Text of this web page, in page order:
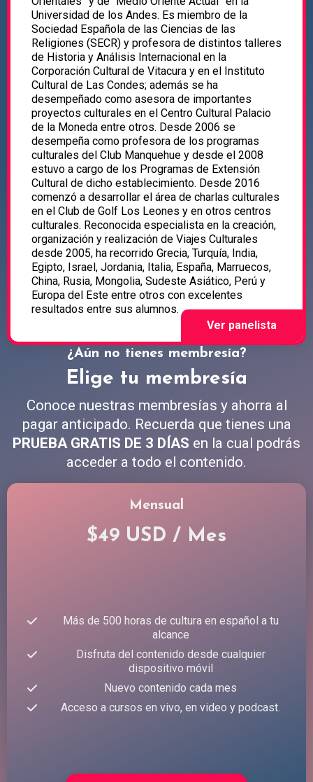
Universidad de los Andes. Es miembro de la
Sociedad Española de las Ciencias de las
Religiones (SECR) y profesora de distintos talleres
de Historia y Análisis Internacional en la
Corporación Cultural de Vitacura y en el Instituto
Cultural de Las Condes; además se ha
desempeñado como asesora de importantes
proyectos culturales en el Centro Cultural Palacio
de la Moneda entre otros. Desde 2006 se
desempeña como profesora de los programas
culturales del Club Manquehue y desde el 2008
estuvo a cargo de los Programas de Extensión
Cultural de dicho establecimiento. Desde 2016
comenzó a desarrollar el área de charlas culturales
en el Club de Golf Los Leones y en otros centros
culturales. Reconocida especialista en la creación,
organización y realización de Viajes Culturales
desde 2005, ha recorrido Grecia, Turquía, India,
Egipto, Israel, Jordania, Italia, España, Marruecos,
China, Rusia, Mongolia, Sudeste Asiático, Perú y
Europa del Este entre otros con excelentes
resultados entre sus alumnos.
¿Aún no tienes membresía?
Elige tu membresía
Conoce nuestras membresías y ahorra al
pagar anticipado. Recuerda que tienes una
PRUEBA GRATIS DE 3 DÍAS en la cual podrás
acceder a todo el contenido.
Mensual
$49 USD / Mes
Más de 500 horas de cultura en español a tu
alcance
Disfruta del contenido desde cualquier
dispositivo móvil
Nuevo contenido cada mes
Acceso a cursos en vivo, en video y podcast.